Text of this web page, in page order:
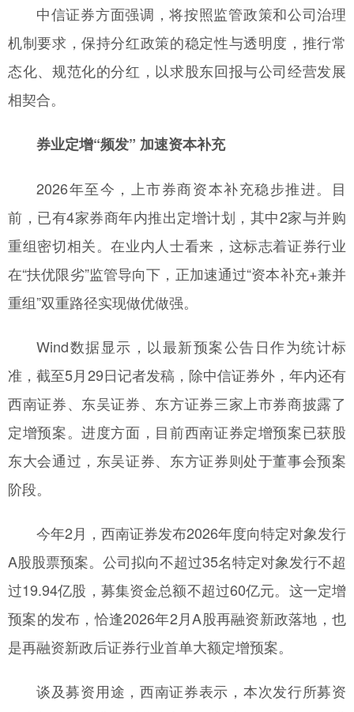
中信证券方面强调，将按照监管政策和公司治理
机制要求，保持分红政策的稳定性与透明度，推行常
态化、规范化的分红，以求股东回报与公司经营发展
相契合。
券业定增“频发” 加速资本补充
2026年至今，上市券商资本补充稳步推进。目
前，已有4家券商年内推出定增计划，其中2家与并购
重组密切相关。在业内人士看来，这标志着证券行业
在“扶优限劣”监管导向下，正加速通过“资本补充+兼并
重组”双重路径实现做优做强。
Wind数据显示，以最新预案公告日作为统计标
准，截至5月29日记者发稿，除中信证券外，年内还有
西南证券、东吴证券、东方证券三家上市券商披露了
定增预案。进度方面，目前西南证券定增预案已获股
东大会通过，东吴证券、东方证券则处于董事会预案
阶段。
今年2月，西南证券发布2026年度向特定对象发行
A股股票预案。公司拟向不超过35名特定对象发行不超
过19.94亿股，募集资金总额不超过60亿元。这一定增
预案的发布，恰逢2026年2月A股再融资新政落地，也
是再融资新政后证券行业首单大额定增预案。
谈及募资用途，西南证券表示，本次发行所募资